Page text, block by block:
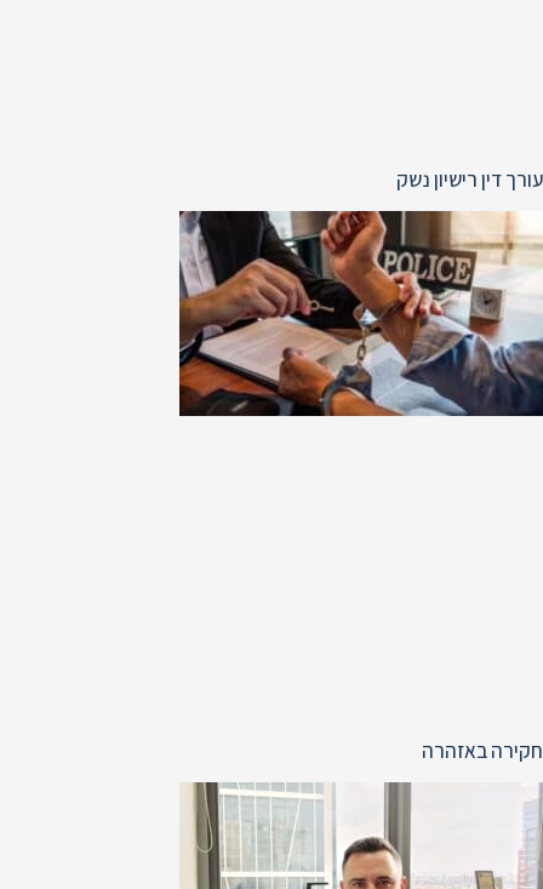
עורך דין רישיון נשק
חקירה באזהרה